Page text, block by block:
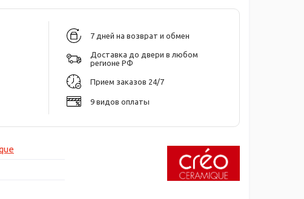
7 дней на возврат и обмен
Доставка до двери в любом
регионе РФ
Прием заказов 24/7
9 видов оплаты